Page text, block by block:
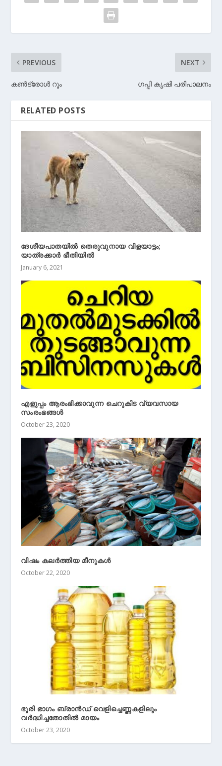
PREVIOUS
കണ്‍ട്രോള്‍ റൂം
NEXT
ഗപ്പി കൃഷി പരിപാലനം
RELATED POSTS
ദേശീയപാതയിൽ തെരുവുനായ വിളയാട്ടം;
യാത്രക്കാർ ഭീതിയിൽ
January 6, 2021
എളുപ്പം ആരംഭിക്കാവുന്ന ചെറുകിട വ്യവസായ
സംരംഭങ്ങള്‍
October 23, 2020
വിഷം കലര്‍ത്തിയ മീനുകള്‍
October 22, 2020
ഭൂരി ഭാഗം ബ്രാന്‍ഡ് വെളിച്ചെണ്ണകളിലും
വര്‍ദ്ധിച്ചതോതില്‍ മായം
October 23, 2020